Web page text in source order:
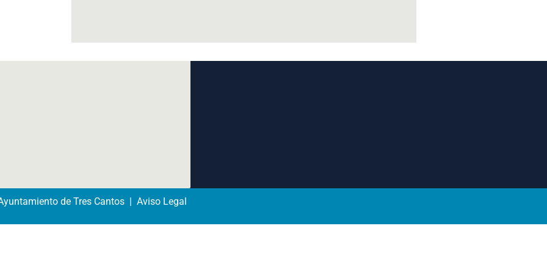
de Tres Cantos | Aviso Legal